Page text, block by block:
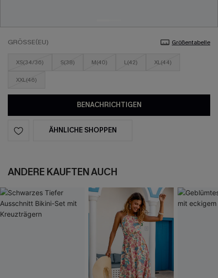
GRÖSSE(EU) Größentabelle
XS(34/36) S(38) M(40) L(42) XL(44)
XXL(46)
BENACHRICHTIGEN
ÄHNLICHE SHOPPEN
ANDERE KAUFTEN AUCH